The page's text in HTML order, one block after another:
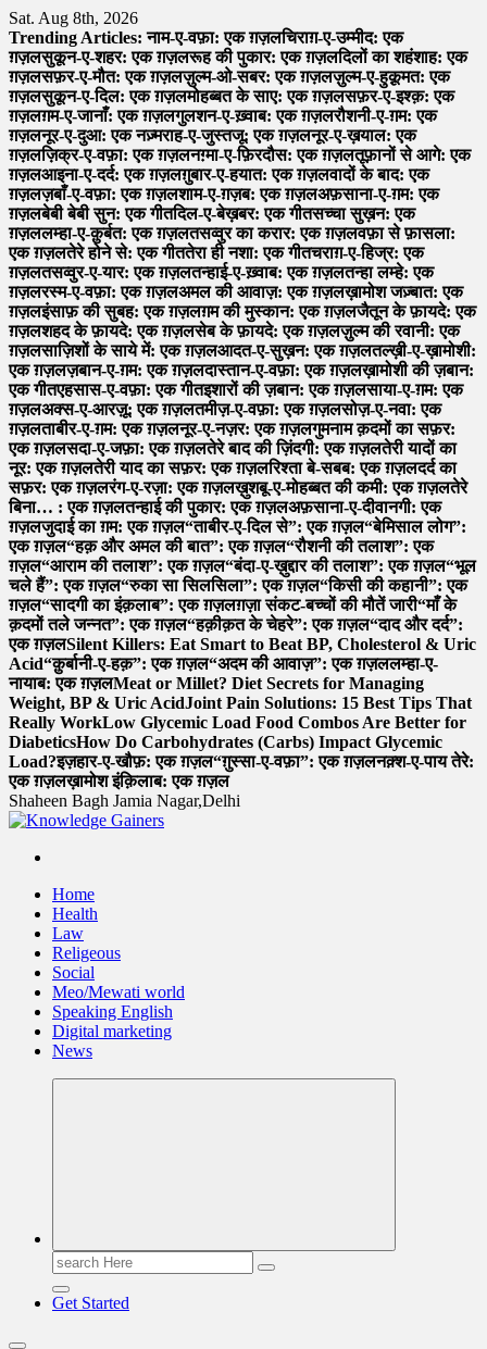
Skip
to
content
Sat. Aug 8th, 2026
Trending Articles: नाम-ए-वफ़ा: एक ग़ज़लचिराग़-ए-उम्मीद: एक
ग़ज़लसुकून-ए-शहर: एक ग़ज़लरूह की पुकार: एक ग़ज़लदिलों का शहंशाह: एक
ग़ज़लसफ़र-ए-मौत: एक ग़ज़लज़ुल्म-ओ-सबर: एक ग़ज़लज़ुल्म-ए-हुक़ूमत: एक
ग़ज़लसुकून-ए-दिल: एक ग़ज़लमोहब्बत के साए: एक ग़ज़लसफ़र-ए-इश्क़: एक
ग़ज़लग़म-ए-जानाँ: एक ग़ज़लगुलशन-ए-ख़्वाब: एक ग़ज़लरौशनी-ए-ग़म: एक
ग़ज़लनूर-ए-दुआ: एक नज़्मराह-ए-जुस्तजू: एक ग़ज़लनूर-ए-ख़याल: एक
ग़ज़लज़िक्र-ए-वफ़ा: एक ग़ज़लनग़्मा-ए-फ़िरदौस: एक ग़ज़लतूफ़ानों से आगे: एक
ग़ज़लआइना-ए-दर्द: एक ग़ज़लग़ुबार-ए-हयात: एक ग़ज़लवादों के बाद: एक
ग़ज़लज़बाँ-ए-वफ़ा: एक ग़ज़लशाम-ए-ग़ज़ब: एक ग़ज़लअफ़साना-ए-ग़म: एक
ग़ज़लबेबी बेबी सुन: एक गीतदिल-ए-बेख़बर: एक गीतसच्चा सुख़न: एक
ग़ज़ललम्हा-ए-क़ुर्बत: एक ग़ज़लतसव्वुर का करार: एक ग़ज़लवफ़ा से फ़ासला:
एक ग़ज़लतेरे होने से: एक गीततेरा ही नशा: एक गीतचराग़-ए-हिज्र: एक
ग़ज़लतसव्वुर-ए-यार: एक ग़ज़लतन्हाई-ए-ख़्वाब: एक ग़ज़लतन्हा लम्हे: एक
ग़ज़लरस्म-ए-वफ़ा: एक ग़ज़लअमल की आवाज़: एक ग़ज़लख़ामोश जज़्बात: एक
ग़ज़लइंसाफ़ की सुबह: एक ग़ज़लग़म की मुस्कान: एक ग़ज़लजैतून के फ़ायदे: एक
ग़ज़लशहद के फ़ायदे: एक ग़ज़लसेब के फ़ायदे: एक ग़ज़लज़ुल्म की रवानी: एक
ग़ज़लसाज़िशों के साये में: एक ग़ज़लआदत-ए-सुख़न: एक ग़ज़लतल्ख़ी-ए-ख़ामोशी:
एक ग़ज़लज़बान-ए-ग़म: एक ग़ज़लदास्तान-ए-वफ़ा: एक ग़ज़लख़ामोशी की ज़बान:
एक गीतएहसास-ए-वफ़ा: एक गीतइशारों की ज़बान: एक ग़ज़लसाया-ए-ग़म: एक
ग़ज़लअक्स-ए-आरज़ू: एक ग़ज़लतमीज़-ए-वफ़ा: एक ग़ज़लसोज़-ए-नवा: एक
ग़ज़लताबीर-ए-ग़म: एक ग़ज़लनूर-ए-नज़र: एक ग़ज़लगुमनाम क़दमों का सफ़र:
एक ग़ज़लसदा-ए-जफ़ा: एक ग़ज़लतेरे बाद की ज़िंदगी: एक ग़ज़लतेरी यादों का
नूर: एक ग़ज़लतेरी याद का सफ़र: एक ग़ज़लरिश्ता बे-सबब: एक ग़ज़लदर्द का
सफ़र: एक ग़ज़लरंग-ए-रज़ा: एक ग़ज़लख़ुशबू-ए-मोहब्बत की कमी: एक ग़ज़लतेरे
बिना… : एक ग़ज़लतन्हाई की पुकार: एक ग़ज़लअफ़साना-ए-दीवानगी: एक
ग़ज़लजुदाई का ग़म: एक ग़ज़ल“ताबीर-ए-दिल से”: एक ग़ज़ल“बेमिसाल लोग”:
एक ग़ज़ल“हक़ और अमल की बात”: एक ग़ज़ल“रौशनी की तलाश”: एक
ग़ज़ल“आराम की तलाश”: एक ग़ज़ल“बंदा-ए-ख़ुद्दार की तलाश”: एक ग़ज़ल“भूल
चले हैं”: एक ग़ज़ल“रुका सा सिलसिला”: एक ग़ज़ल“किसी की कहानी”: एक
ग़ज़ल“सादगी का इंक़लाब”: एक ग़ज़लग़ज़ा संकट-बच्चों की मौतें जारी“माँ के
क़दमों तले जन्नत”: एक ग़ज़ल“हक़ीक़त के चेहरे”: एक ग़ज़ल“दाद और दर्द”:
एक ग़ज़लSilent Killers: Eat Smart to Beat BP, Cholesterol & Uric
Acid“क़ुर्बानी-ए-हक़”: एक ग़ज़ल“अदम की आवाज़”: एक ग़ज़ललम्हा-ए-
नायाब: एक ग़ज़लMeat or Millet? Diet Secrets for Managing
Weight, BP & Uric AcidJoint Pain Solutions: 15 Best Tips That
Really WorkLow Glycemic Load Food Combos Are Better for
DiabeticsHow Do Carbohydrates (Carbs) Impact Glycemic
Load?इज़हार-ए-खौफ़: एक ग़ज़ल“ग़ुस्सा-ए-वफ़ा”: एक ग़ज़लनक़्श-ए-पाय तेरे:
एक ग़ज़लख़ामोश इंक़िलाब: एक ग़ज़ल
Shaheen Bagh Jamia Nagar,Delhi
Read & Spread
Home
Health
Law
Religeous
Social
Meo/Mewati world
Speaking English
Digital marketing
News
Search
for:
Get Started